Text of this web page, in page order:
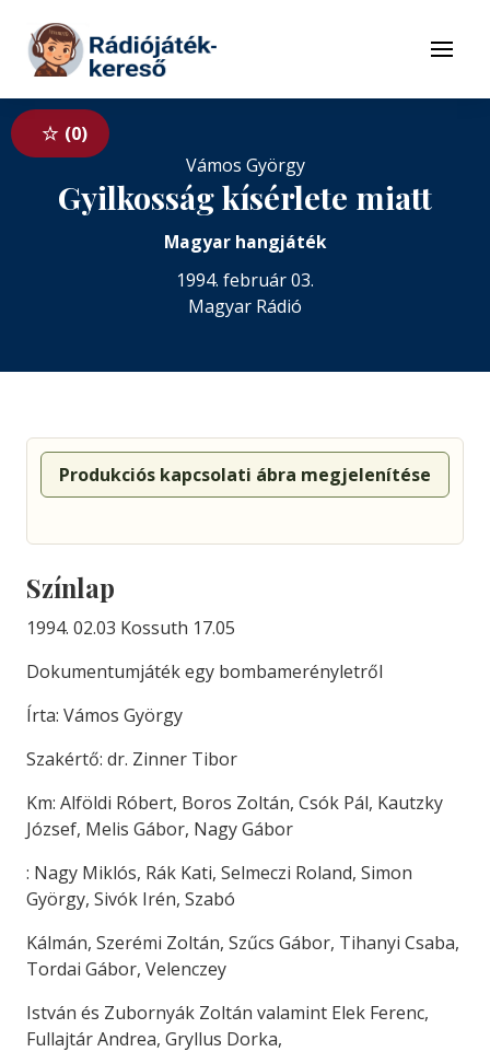
Tovább a tartalomhoz
Menü
0
Vámos György
Gyilkosság kísérlete miatt
Magyar hangjáték
1994. február 03.
Magyar Rádió
Produkciós kapcsolati ábra megjelenítése
Színlap
1994. 02.03 Kossuth 17.05
Dokumentumjáték egy bombamerényletről
Írta: Vámos György
Szakértő: dr. Zinner Tibor
Km: Alföldi Róbert, Boros Zoltán, Csók Pál, Kautzky
József, Melis Gábor, Nagy Gábor
: Nagy Miklós, Rák Kati, Selmeczi Roland, Simon
György, Sivók Irén, Szabó
Kálmán, Szerémi Zoltán, Szűcs Gábor, Tihanyi Csaba,
Tordai Gábor, Velenczey
István és Zubornyák Zoltán valamint Elek Ferenc,
Fullajtár Andrea, Gryllus Dorka,